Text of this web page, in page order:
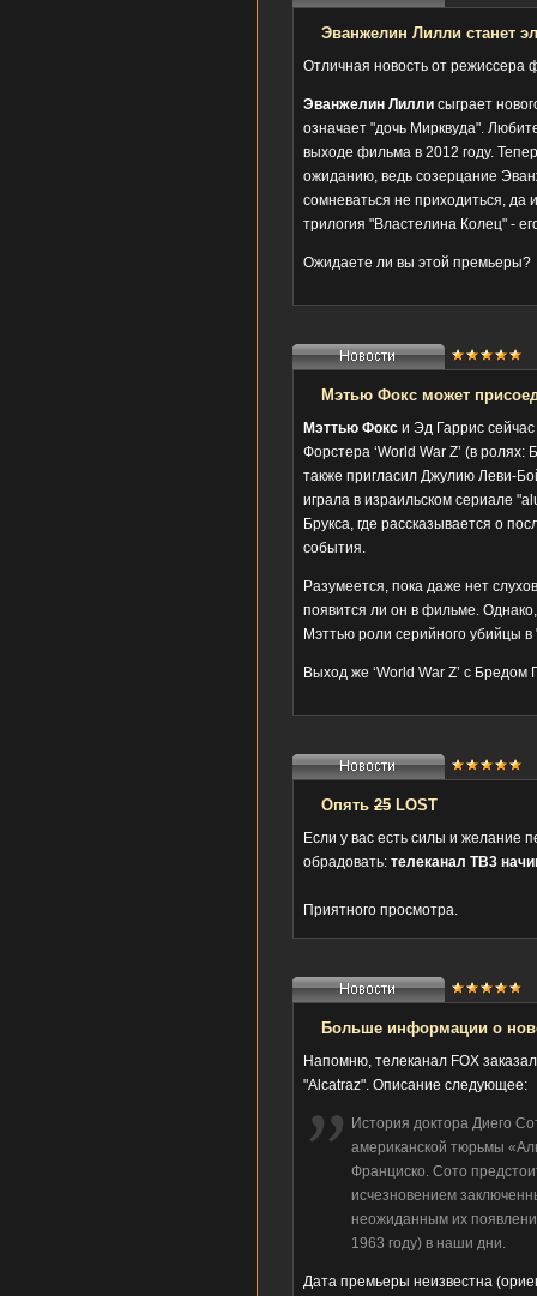
Эванжелин Лилли станет
Отличная новость от режиссера
Эванжелин Лилли сыграет
означает "дочь Мирквуда".
выходе фильма в 2012 году.
ожиданию, ведь созерцание
сомневаться не приходиться, да
трилогия "Властелина Колец" -
Ожидаете ли вы этой премьеры?
Мэтью Фокс может
Мэттью Фокс и Эд Гаррис
Форстера ‘World War Z’ (в
также пригласил Джулию Леви-
играла в израильском сериале
Брукса, где рассказывается о
события.
Разумеется, пока даже нет
появится ли он в фильме.
Мэттью роли серийного убийцы
Выход же ‘World War Z’ с
Опять 25 LOST
Если у вас есть силы и желание
обрадовать: телеканал ТВ3
Приятного просмотра.
Больше информации о
Напомню, телеканал FOX
"Alcatraz". Описание следующее:
История доктора Диего
американской тюрьмы
Франциско. Сото
исчезновением
неожиданным их
1963 году) в наши дни.
Дата премьеры неизвестна